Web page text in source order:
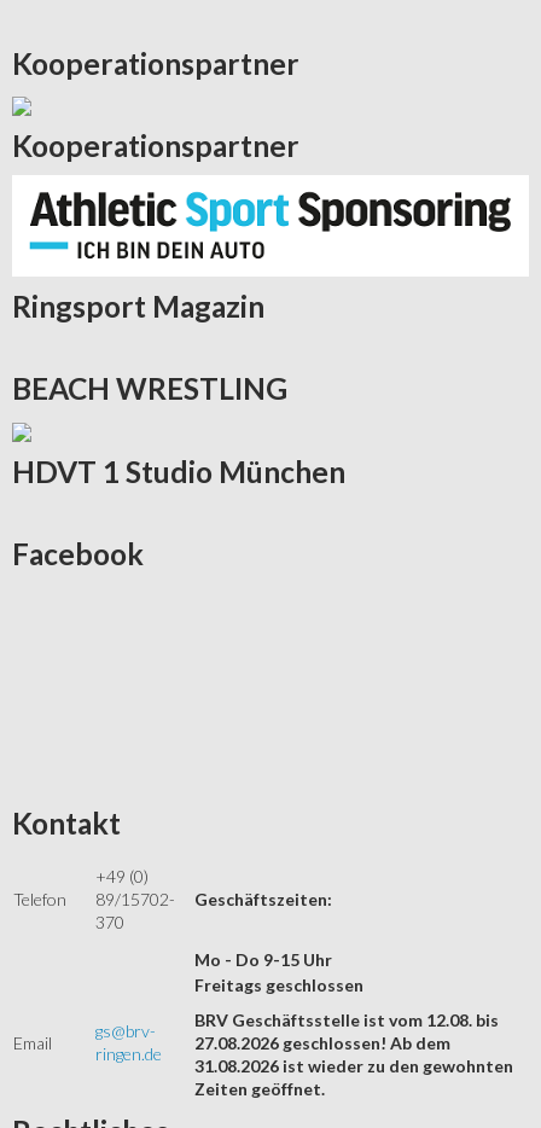
Kooperationspartner
Kooperationspartner
Ringsport Magazin
BEACH WRESTLING
HDVT 1 Studio München
Facebook
Kontakt
Telefon
+49 (0)
89/15702-
370
Geschäftszeiten:
Mo - Do 9-15 Uhr
Email
gs@brv-
ringen.de
Freitags geschlossen
BRV Geschäftsstelle ist vom 12.08. bis
27.08.2026 geschlossen! Ab dem
31.08.2026 ist wieder zu den gewohnten
Zeiten geöffnet.